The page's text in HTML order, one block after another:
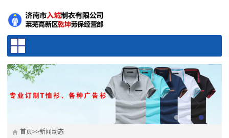
首页>>新闻动态